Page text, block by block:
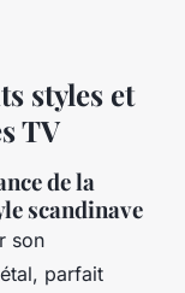
styles et
TV
de la
scandinave
son
parfait